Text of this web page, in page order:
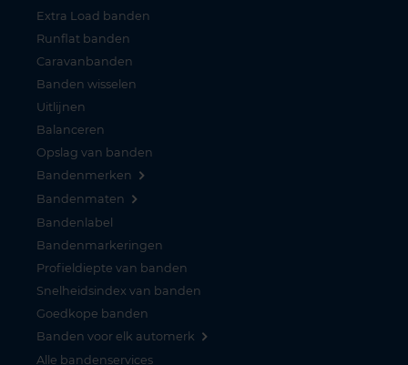
Extra Load banden
Runflat banden
Caravanbanden
Banden wisselen
Uitlijnen
Balanceren
Opslag van banden
Bandenmerken
Bandenmaten
Bandenlabel
Bandenmarkeringen
Profieldiepte van banden
Snelheidsindex van banden
Goedkope banden
Banden voor elk automerk
Alle bandenservices